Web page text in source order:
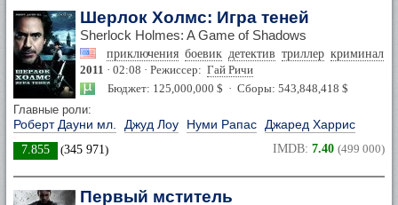
Шерлок Холмс: Игра теней
Sherlock Holmes: A Game of Shadows
приключения боевик детектив триллер криминал
2011 · 02:08 · Режиссер: Гай Ричи
Бюджет: 125,000,000 $ · Сборы: 543,848,418 $
Главные роли:
Роберт Дауни мл. Джуд Лоу Нуми Рапас Джаред Харрис
7.855 (345 971) IMDB: 7.40 (499 000)
Первый мститель